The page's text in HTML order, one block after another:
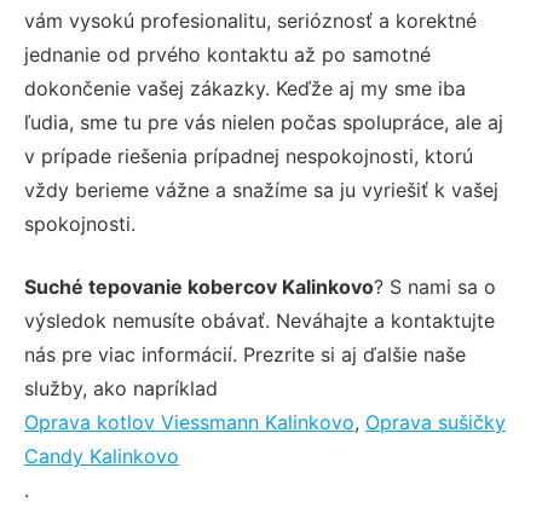
vám vysokú profesionalitu, serióznosť a korektné
jednanie od prvého kontaktu až po samotné
dokončenie vašej zákazky. Keďže aj my sme iba
ľudia, sme tu pre vás nielen počas spolupráce, ale aj
v prípade riešenia prípadnej nespokojnosti, ktorú
vždy berieme vážne a snažíme sa ju vyriešiť k vašej
spokojnosti.
Suché tepovanie kobercov Kalinkovo? S nami sa o
výsledok nemusíte obávať. Neváhajte a kontaktujte
nás pre viac informácií. Prezrite si aj ďalšie naše
služby, ako napríklad
Oprava kotlov Viessmann Kalinkovo, Oprava sušičky
Candy Kalinkovo
.